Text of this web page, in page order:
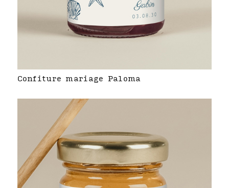
Confiture mariage Paloma